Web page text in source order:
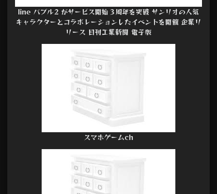
line バブル2 がサービス開始３周年を突破 サンリオの人気
キャラクターとコラボレーションしたイベントを開催 企業リ
リース 日刊工業新聞 電子版
スマホゲームch